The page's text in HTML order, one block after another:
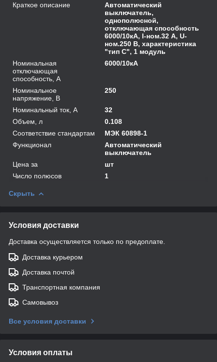
Краткое описание
Автоматический
выключатель,
однополюсной,
отключающая способность
6000/10кА, I-ном.32 А, U-
ном.250 В, характеристика
"тип С", 1 модуль
Номинальная
отключающая
способность, А
6000/10кА
Номинальное
напряжение, В
250
Номинальный ток, А
32
Объем, л
0.108
Соответствие стандартам
МЭК 60898-1
Функционал
Автоматический
выключатель
Цена за
шт
Число полюсов
1
Скрыть
Условия доставки
Доставка осуществляется только по предоплате.
Доставка курьером
Доставка почтой
Транспортная компания
Самовывоз
Все условия доставки
Условия оплаты